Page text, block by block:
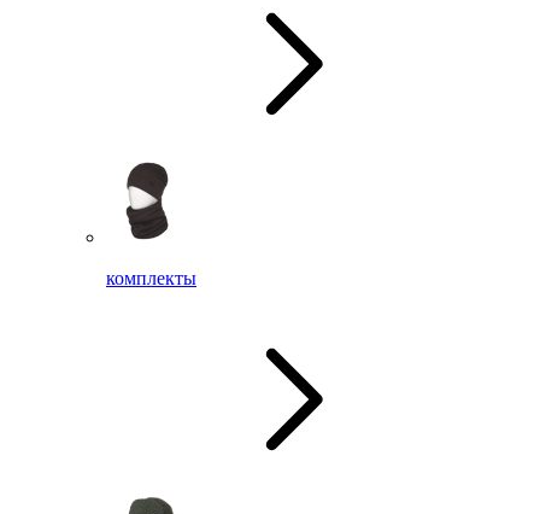
комплекты